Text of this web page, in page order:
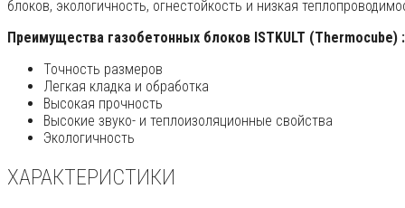
блоков, экологичность, огнестойкость и низкая
Преимущества газобетонных блоков ISTKULT (Thermocube) :
Точность размеров
Легкая кладка и обработка
Высокая прочность
Высокие звуко- и теплоизоляционные свойства
Экологичность
ХАРАКТЕРИСТИКИ